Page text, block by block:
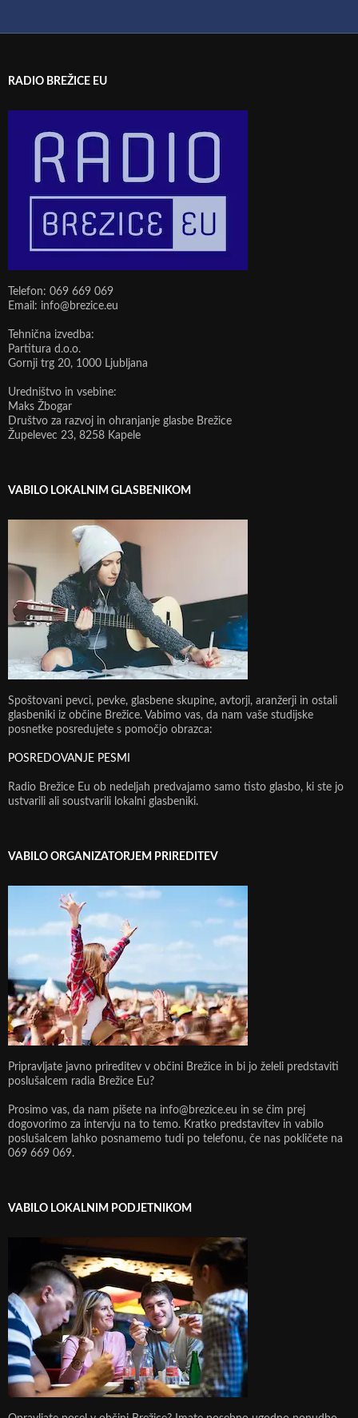
RADIO BREŽICE EU
Telefon: 069 669 069
Email: info@brezice.eu
Tehnična izvedba:
Partitura d.o.o.
Gornji trg 20, 1000 Ljubljana
Uredništvo in vsebine:
Maks Žbogar
Društvo za razvoj in ohranjanje glasbe Brežice
Župelevec 23, 8258 Kapele
VABILO LOKALNIM GLASBENIKOM
Spoštovani pevci, pevke, glasbene skupine, avtorji, aranžerji in ostali
glasbeniki iz občine Brežice. Vabimo vas, da nam vaše studijske
posnetke posredujete s pomočjo obrazca:
POSREDOVANJE PESMI
Radio Brežice Eu ob nedeljah predvajamo samo tisto glasbo, ki ste jo
ustvarili ali soustvarili lokalni glasbeniki.
VABILO ORGANIZATORJEM PRIREDITEV
Pripravljate javno prireditev v občini Brežice in bi jo želeli predstaviti
poslušalcem radia Brežice Eu?
Prosimo vas, da nam pišete na info@brezice.eu in se čim prej
dogovorimo za intervju na to temo. Kratko predstavitev in vabilo
poslušalcem lahko posnamemo tudi po telefonu, če nas pokličete na
069 669 069.
VABILO LOKALNIM PODJETNIKOM